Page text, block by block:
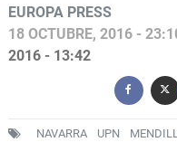
EUROPA PRESS
18 OCTUBRE, 2016 -
2016 - 13:42
NAVARRA UPN